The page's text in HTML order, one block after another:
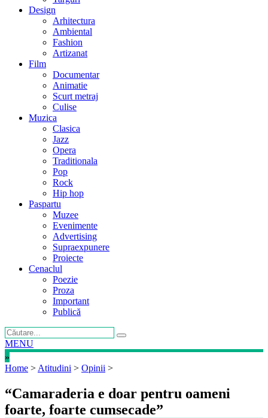
Design
Arhitectura
Ambiental
Fashion
Artizanat
Film
Documentar
Animatie
Scurt metraj
Culise
Muzica
Clasica
Jazz
Opera
Traditionala
Pop
Rock
Hip hop
Paspartu
Muzee
Evenimente
Advertising
Supraexpunere
Proiecte
Cenaclul
Poezie
Proza
Important
Publică
MENU
»
Home > Atitudini > Opinii >
“Camaraderia e doar pentru oameni
foarte, foarte cumsecade”